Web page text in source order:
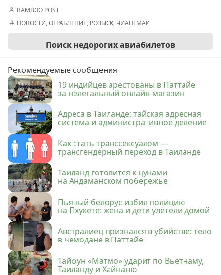
BAMBOO POST
НОВОСТИ,ОГРАБЛЕНИЕ, РОЗЫСК, ЧИАНГМАЙ
Поиск недорогих авиабилетов
Рекомендуемые сообщения
19 индийцев арестованы в Паттайе
за нелегальный онлайн-магазин
Адреса в Таиланде: тайская адресная
система и административное деление
Как стать транссексуалом —
трансгендерный переход в Таиланде
Таиланд готовится к цунами
на Андаманском побережье
Пьяный белорус избил полицию
на Пхукете: жена и дети улетели домой
Австралиец признался в убийстве: тело
в чемодане в Паттайе
Тайфун «Матмо» ударит по Вьетнаму,
Таиланду и Хайнаню